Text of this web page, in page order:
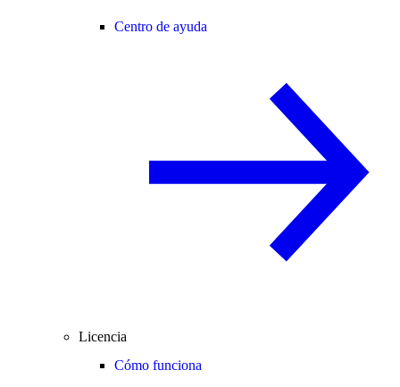
Centro de ayuda
Licencia
Cómo funciona